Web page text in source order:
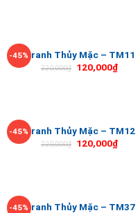
-45%Tranh Thủy Mặc – TM11
220,000₫ 120,000₫
-45%Tranh Thủy Mặc – TM12
220,000₫ 120,000₫
-45%Tranh Thủy Mặc – TM37